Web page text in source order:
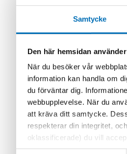
Samtycke
Den här hemsidan
När du besöker vår
information kan handla om
du förväntar dig.
webbupplevelse. När du
att kräva ditt samtycke.
respekterar din integritet,
oklassificerade) du vill
inställningar för cookies.